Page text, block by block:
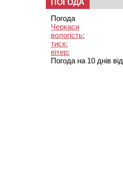
ПОГОДА
Погода
Черкаси
вологість:
тиск:
вітер:
Погода на 10 днів від